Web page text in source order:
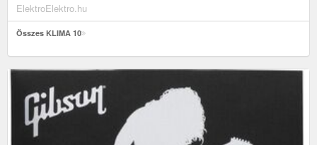
ElektroElektro.hu
Összes KLIMA 10